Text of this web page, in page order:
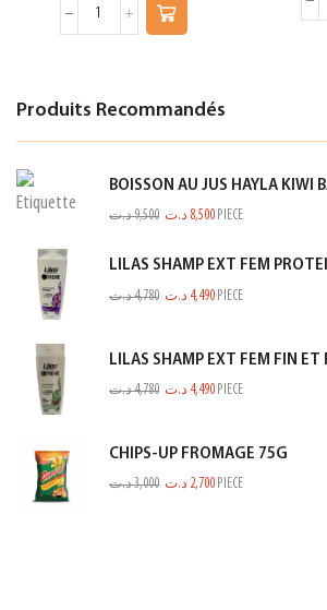
Produits Recommandés
BOISSON AU JUS HAYLA KIWI
9,500د.ت 8,500 د.ت PIECE
4,780د.ت 4,490 د.ت PIECE
4,780د.ت 4,490 د.ت PIECE
CHIPS-UP FROMAGE 75G
3,000د.ت 2,700 د.ت PIECE